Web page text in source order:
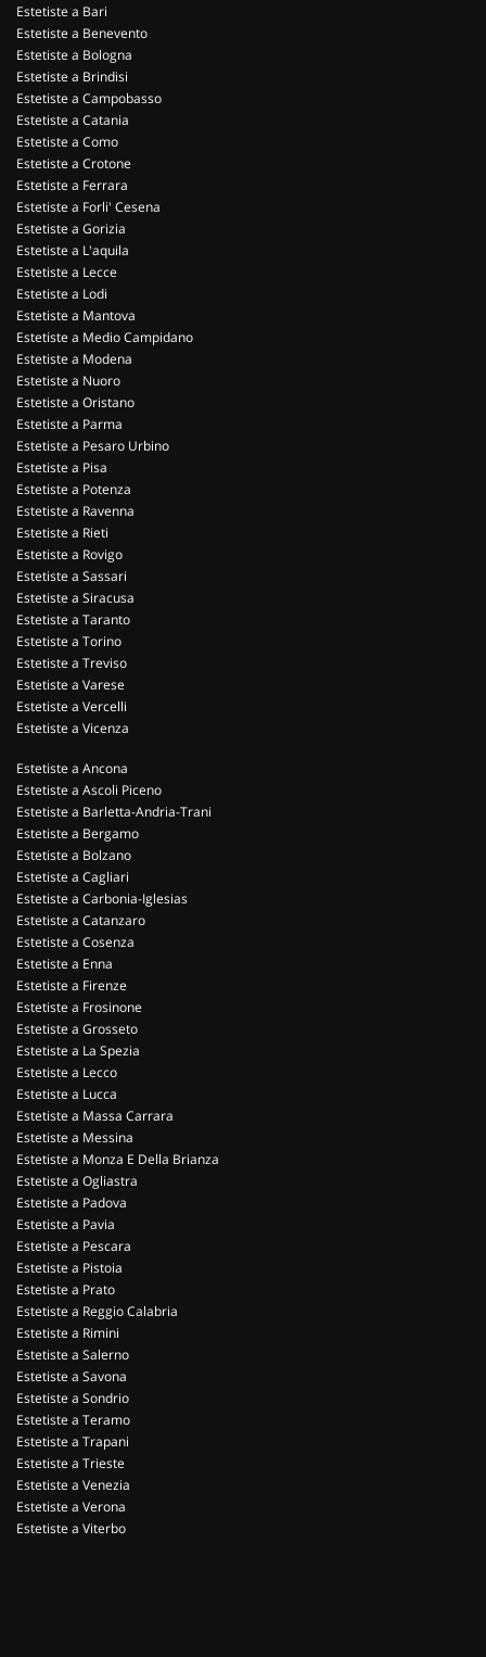
Estetiste a Bari
Estetiste a Benevento
Estetiste a Bologna
Estetiste a Brindisi
Estetiste a Campobasso
Estetiste a Catania
Estetiste a Como
Estetiste a Crotone
Estetiste a Ferrara
Estetiste a Forli' Cesena
Estetiste a Gorizia
Estetiste a L'aquila
Estetiste a Lecce
Estetiste a Lodi
Estetiste a Mantova
Estetiste a Medio Campidano
Estetiste a Modena
Estetiste a Nuoro
Estetiste a Oristano
Estetiste a Parma
Estetiste a Pesaro Urbino
Estetiste a Pisa
Estetiste a Potenza
Estetiste a Ravenna
Estetiste a Rieti
Estetiste a Rovigo
Estetiste a Sassari
Estetiste a Siracusa
Estetiste a Taranto
Estetiste a Torino
Estetiste a Treviso
Estetiste a Varese
Estetiste a Vercelli
Estetiste a Vicenza
Estetiste a Ancona
Estetiste a Ascoli Piceno
Estetiste a Barletta-Andria-Trani
Estetiste a Bergamo
Estetiste a Bolzano
Estetiste a Cagliari
Estetiste a Carbonia-Iglesias
Estetiste a Catanzaro
Estetiste a Cosenza
Estetiste a Enna
Estetiste a Firenze
Estetiste a Frosinone
Estetiste a Grosseto
Estetiste a La Spezia
Estetiste a Lecco
Estetiste a Lucca
Estetiste a Massa Carrara
Estetiste a Messina
Estetiste a Monza E Della Brianza
Estetiste a Ogliastra
Estetiste a Padova
Estetiste a Pavia
Estetiste a Pescara
Estetiste a Pistoia
Estetiste a Prato
Estetiste a Reggio Calabria
Estetiste a Rimini
Estetiste a Salerno
Estetiste a Savona
Estetiste a Sondrio
Estetiste a Teramo
Estetiste a Trapani
Estetiste a Trieste
Estetiste a Venezia
Estetiste a Verona
Estetiste a Viterbo